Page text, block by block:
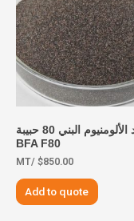
أكسيد الألومنيوم البني 80 حبيبة
BFA F80
$850.00
/MT
Add to quote